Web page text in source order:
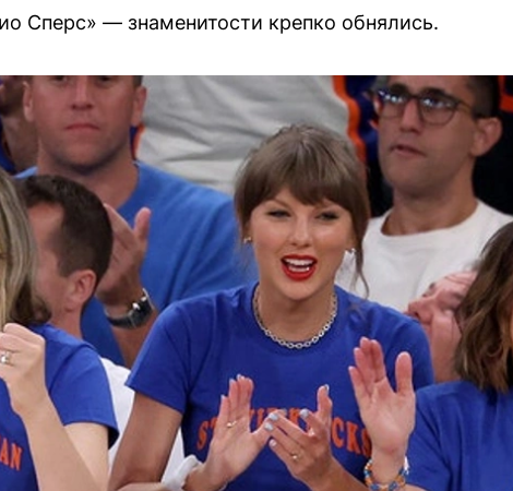
Сперс» — знаменитости крепко обнялись.